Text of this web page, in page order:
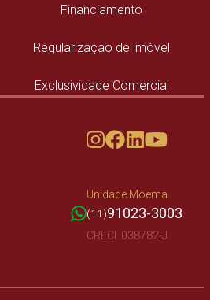
Financiamento
Regularização de imóvel
Exclusividade Comercial
Unidade Moema
(11)91023-3003
CRECI: 038782-J